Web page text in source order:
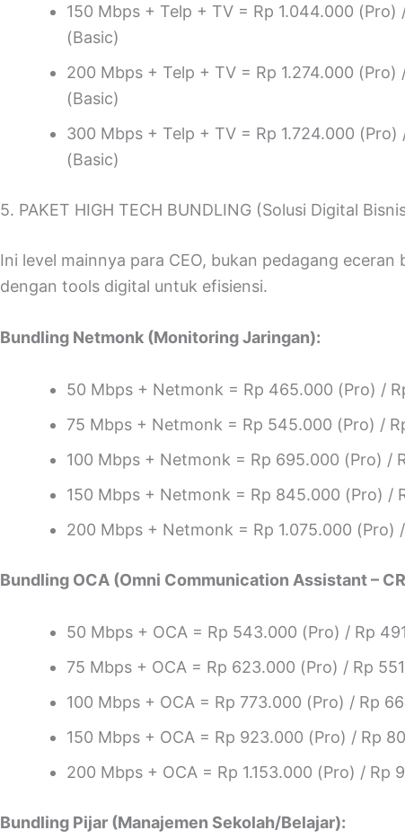
150 Mbps + Telp + TV = Rp 1.044.000 (Pro)
(Basic)
200 Mbps + Telp + TV = Rp 1.274.000 (Pro)
(Basic)
300 Mbps + Telp + TV = Rp 1.724.000 (Pro)
(Basic)
5. PAKET HIGH TECH BUNDLING (Solusi Digital
Ini level mainnya para CEO, bukan pedagang eceran
dengan tools digital untuk efisiensi.
Bundling Netmonk (Monitoring Jaringan):
50 Mbps + Netmonk = Rp 465.000 (Pro) /
75 Mbps + Netmonk = Rp 545.000 (Pro) /
100 Mbps + Netmonk = Rp 695.000 (Pro) /
150 Mbps + Netmonk = Rp 845.000 (Pro) /
200 Mbps + Netmonk = Rp 1.075.000 (Pro)
Bundling OCA (Omni Communication Assistant –
50 Mbps + OCA = Rp 543.000 (Pro) / Rp
75 Mbps + OCA = Rp 623.000 (Pro) / Rp
100 Mbps + OCA = Rp 773.000 (Pro) / Rp
150 Mbps + OCA = Rp 923.000 (Pro) / Rp
200 Mbps + OCA = Rp 1.153.000 (Pro) / Rp
Bundling Pijar (Manajemen Sekolah/Belajar):